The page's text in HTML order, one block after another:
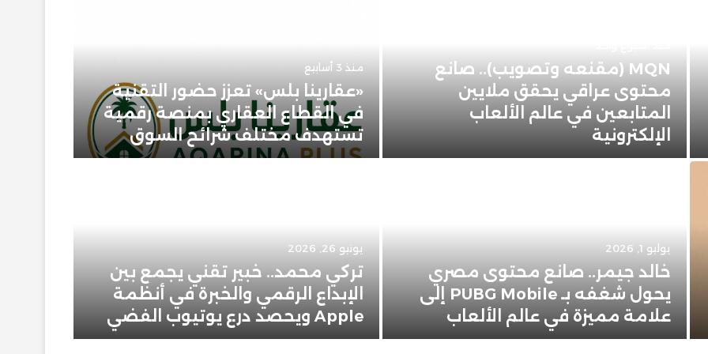
MQN (مقنعه وتصويب).. صانع
محتوى عراقي يحقق ملايين
المتابعين في عالم الألعاب
الإلكترونية
منذ 3 أسابيع
«عقارينا بلس» تعزز حضور التقنية
في القطاع العقاري بمنصة رقمية
تستهدف مختلف شرائح السوق
يوليو 1, 2026
خالد جيمر.. صانع محتوى مصري
يحول شغفه بـ PUBG Mobile إلى
علامة مميزة في عالم الألعاب
يونيو 26, 2026
تركي محمد.. خبير تقني يجمع بين
الإبداع الرقمي والخبرة في أنظمة
Apple ويحصد درع يوتيوب الفضي